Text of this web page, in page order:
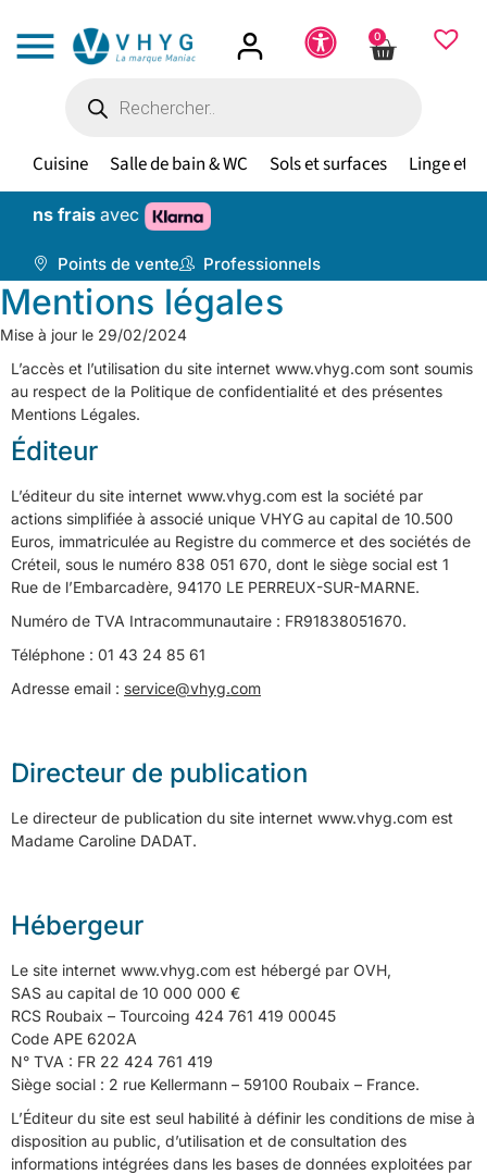
0
Cuisine Salle de bain & WC Sols et surfaces Linge et
fraisavec
Points de vente Professionnels
Mentions légales
Mise à jour le 29/02/2024
L’accès et l’utilisation du site internet www.vhyg.com sont soumis
au respect de la Politique de confidentialité et des présentes
Mentions Légales.
Éditeur
L’éditeur du site internet www.vhyg.com est la société par
actions simplifiée à associé unique VHYG au capital de 10.500
Euros, immatriculée au Registre du commerce et des sociétés de
Créteil, sous le numéro 838 051 670, dont le siège social est 1
Rue de l’Embarcadère, 94170 LE PERREUX-SUR-MARNE.
Numéro de TVA Intracommunautaire : FR91838051670.
Téléphone : 01 43 24 85 61
Adresse email : service@vhyg.com
Directeur de publication
Le directeur de publication du site internet www.vhyg.com est
Madame Caroline DADAT.
Hébergeur
Le site internet www.vhyg.com est hébergé par OVH,
SAS au capital de 10 000 000 €
RCS Roubaix – Tourcoing 424 761 419 00045
Code APE 6202A
N° TVA : FR 22 424 761 419
Siège social : 2 rue Kellermann – 59100 Roubaix – France.
L’Éditeur du site est seul habilité à définir les conditions de mise à
disposition au public, d’utilisation et de consultation des
informations intégrées dans les bases de données exploitées par